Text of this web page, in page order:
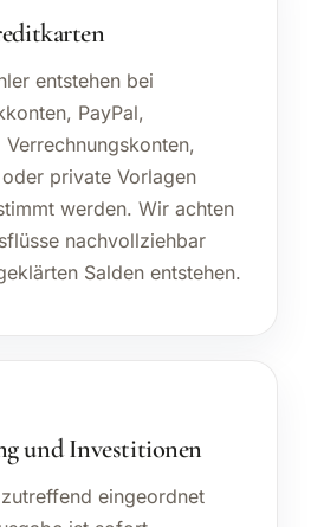
entstehen bei
PayPal,
private Vorlagen
werden. Wir achten
nachvollziehbar
Salden entstehen.
und Investitionen
eingeordnet